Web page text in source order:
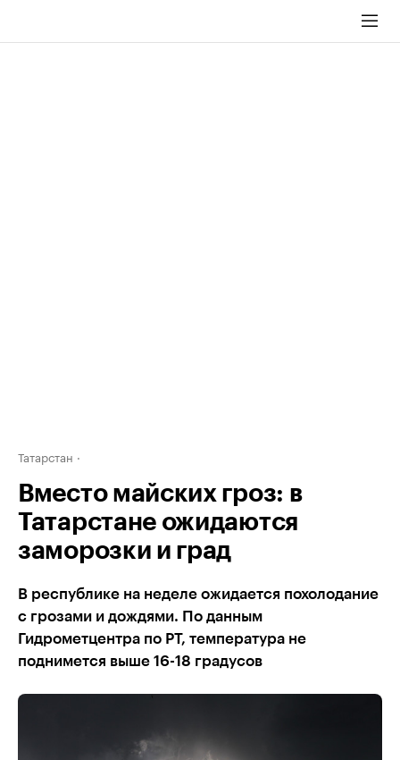
Татарстан
Вместо майских гроз: в
Татарстане ожидаются
заморозки и град
В республике на неделе ожидается похолодание
с грозами и дождями. По данным
Гидрометцентра по РТ, температура не
поднимется выше 16-18 градусов